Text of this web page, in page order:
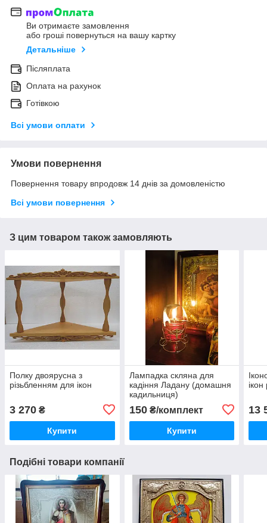
Ви отримаєте замовлення
або гроші повернуться на вашу картку
Детальніше
Післяплата
Оплата на рахунок
Готівкою
Всі умови оплати
Умови повернення
Повернення товару впродовж 14 днів за домовленістю
Всі умови повернення
З цим товаром також замовляють
Полку двоярусна з
різьбленням для ікон
3 270 ₴
Купити
Лампадка скляна для
кадіння Ладану (домашня
кадильниця)
150₴/комплект
Купити
13
Подібні товари компанії